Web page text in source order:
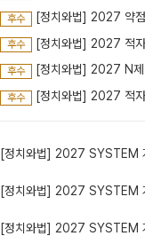
후수 [정치와법] 2027 약
후수 [정치와법] 2027 적
후수 [정치와법] 2027 N
후수 [정치와법] 2027 적
[정치와법] 2027 SYSTEM
[정치와법] 2027 SYSTEM
[정치와법] 2027 SYSTEM